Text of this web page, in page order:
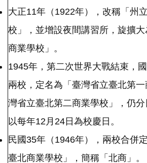
大正11年（1922年），改稱「州
校」，並增設夜間講習所，旋擴
商業學校」。
1945年，第二次世界大戰結束，
兩校，定名為「臺灣省立臺北第
灣省立臺北第二商業學校」，仍
以每年12月24日為校慶日。
民國35年（1946年），兩校合併
臺北商業學校」，簡稱「北商」。